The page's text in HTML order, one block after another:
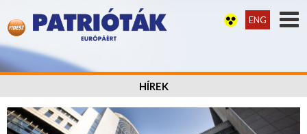
ENG
HÍREK